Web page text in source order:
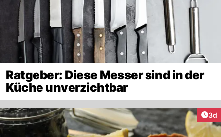
Ratgeber: Diese Messer sind in der
Küche unverzichtbar
3d